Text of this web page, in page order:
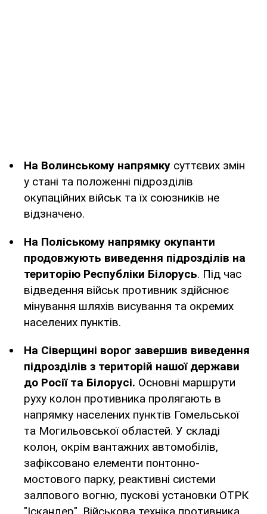
На Волинському напрямку суттєвих змін
у стані та положенні підрозділів
окупаційних військ та їх союзників не
відзначено.
На Поліському напрямку окупанти
продовжують виведення підрозділів на
територію Республіки Білорусь. Під час
відведення військ противник здійснює
мінування шляхів висування та окремих
населених пунктів.
На Сіверщині ворог завершив виведення
підрозділів з територій нашої держави
до Росії та Білорусі. Основні маршрути
руху колон противника пролягають в
напрямку населених пунктів Гомельської
та Могильовської областей. У складі
колон, окрім вантажних автомобілів,
зафіксовано елементи понтонно-
мостового парку, реактивні системи
залпового вогню, пускові установки ОТРК
"Іскандер". Військова техніка противника